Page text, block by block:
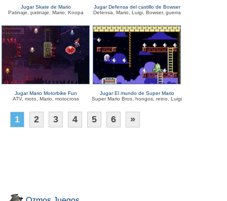
Jugar Skate de Mario
Patinaje, patinaje, Mario, Koopa
Jugar Defensa del castillo de Bowser
Defensa, Mario, Luigi, Bowser, guerra
Jugar Mario Motorbike Fun
ATV, moto, Mario, motocross
Jugar El mundo de Super Mario
Super Mario Bros, hongos, reino, Luigi
1 2 3 4 5 6 »